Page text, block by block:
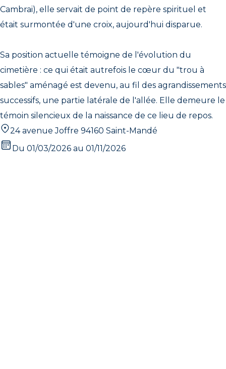
Cambrai), elle servait de point de repère spirituel et
était surmontée d'une croix, aujourd'hui disparue.
Sa position actuelle témoigne de l'évolution du
cimetière : ce qui était autrefois le cœur du "trou à
sables" aménagé est devenu, au fil des agrandissements
successifs, une partie latérale de l'allée. Elle demeure le
témoin silencieux de la naissance de ce lieu de repos.
24 avenue Joffre 94160 Saint-Mandé
Du 01/03/2026 au 01/11/2026